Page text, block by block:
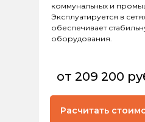
коммунальных и
Эксплуатируется в
обеспечивает
оборудования.
от 209 200
Расчитать